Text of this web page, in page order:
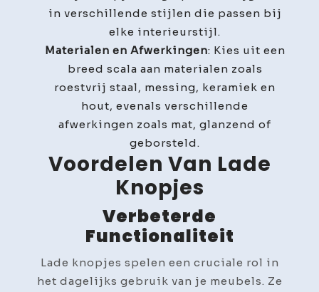
in verschillende stijlen die passen bij
elke interieurstijl.
Materialen en Afwerkingen: Kies uit een
breed scala aan materialen zoals
roestvrij staal, messing, keramiek en
hout, evenals verschillende
afwerkingen zoals mat, glanzend of
geborsteld.
Voordelen Van Lade
Knopjes
Verbeterde
Functionaliteit
Lade knopjes spelen een cruciale rol in
het dagelijks gebruik van je meubels. Ze